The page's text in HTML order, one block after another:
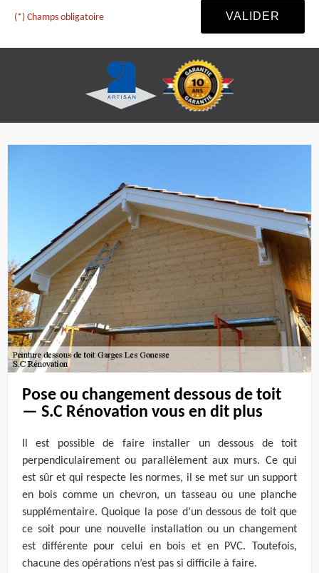
(*) Champs obligatoire
Pose ou changement dessous de toit
— S.C Rénovation vous en dit plus
Il est possible de faire installer un dessous de toit
perpendiculairement ou parallèlement aux murs. Ce qui
est sûr et qui respecte les normes, il se met sur un support
en bois comme un chevron, un tasseau ou une planche
supplémentaire. Quoique la pose d’un dessous de toit que
ce soit pour une nouvelle installation ou un changement
est différente pour celui en bois et en PVC. Toutefois,
chacune des opérations n’est pas si difficile à faire.